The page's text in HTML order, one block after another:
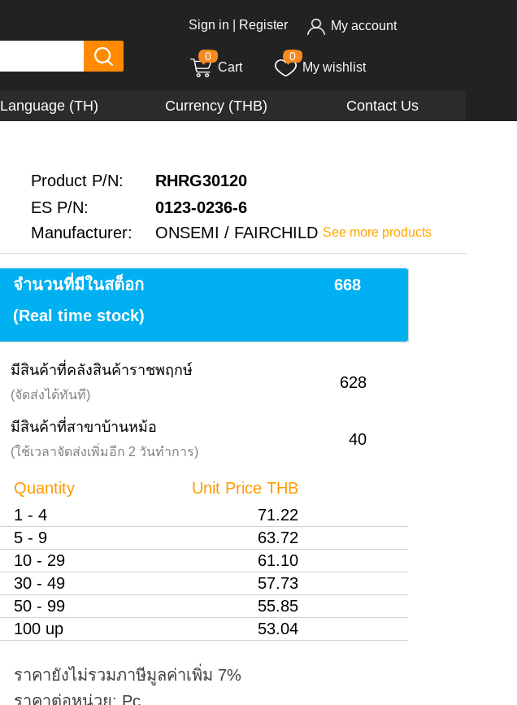
Sign in Register My account
0
Cart
0
My wishlist
Language (TH) Currency (THB) Contact Us
Product P/N: RHRG30120
ES P/N:
0123-0236-6
Manufacturer:
ONSEMI / FAIRCHILD See more products
จำนวนที่มีในสต็อก
668
(Real time stock)
มีสินค้าที่คลังสินค้าราชพฤกษ์
(จัดส่งได้ทันที)
628
มีสินค้าที่สาขาบ้านหม้อ
(ใช้เวลาจัดส่งเพิ่มอีก 2 วันทำการ)
40
Quantity
Unit Price THB
1 - 4
71.22
5 - 9
63.72
10 - 29
61.10
30 - 49
57.73
50 - 99
55.85
100 up
53.04
ราคายังไม่รวมภาษีมูลค่าเพิ่ม 7%
ราคาต่อหน่วย: Pc.